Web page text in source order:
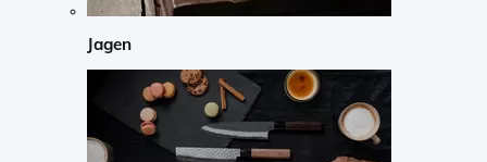
Jagen